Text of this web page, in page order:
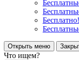
Открыть меню
Что ищем?